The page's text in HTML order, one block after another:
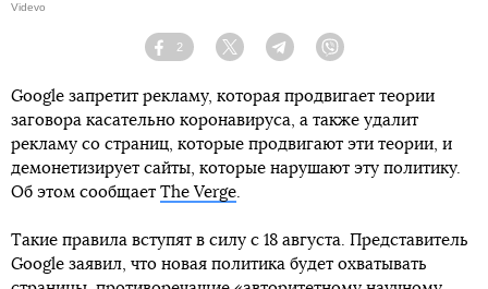
Videvo
Facebook
2
Twitter TelegramViber
Google запретит рекламу, которая продвигает теории
заговора касательно коронавируса, а также удалит
рекламу со страниц, которые продвигают эти теории, и
демонетизирует сайты, которые нарушают эту политику.
Об этом сообщает The Verge
Такие правила вступят в силу с 18 августа. Представитель
Google заявил, что новая политика будет охватывать